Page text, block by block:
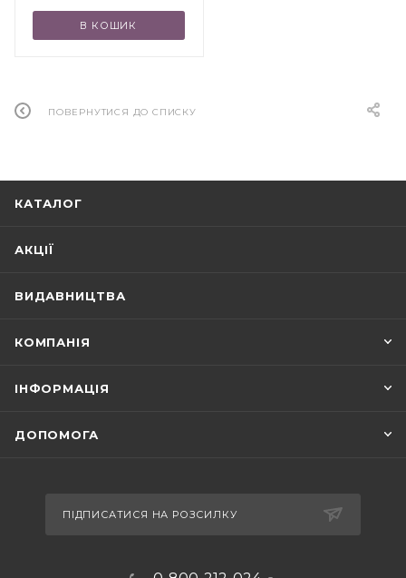
В КОШИК
ПОВЕРНУТИСЯ ДО СПИСКУ
КАТАЛОГ
АКЦІЇ
ВИДАВНИЦТВА
КОМПАНІЯ
ІНФОРМАЦІЯ
ДОПОМОГА
ПІДПИСАТИСЯ НА РОЗСИЛКУ